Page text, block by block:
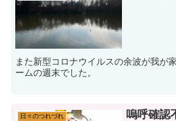
また新型コロナウイルスの余波が我が
ームの週末でした。
日々のつれづれ 嗚呼確認